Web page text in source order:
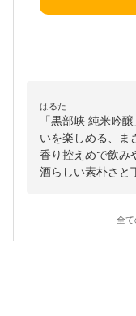
はるた
「黒部峡 純米吟
いを楽しめる、ま
香り控えめで飲み
酒らしい素朴さと
全て